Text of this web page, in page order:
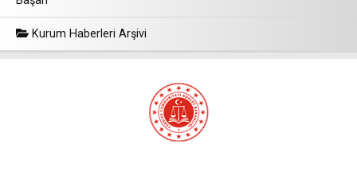
Kurum Haberleri Arşivi